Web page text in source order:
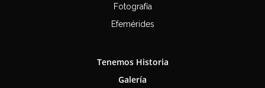
Fotografía
Efemérides
Tenemos Historia
Galería